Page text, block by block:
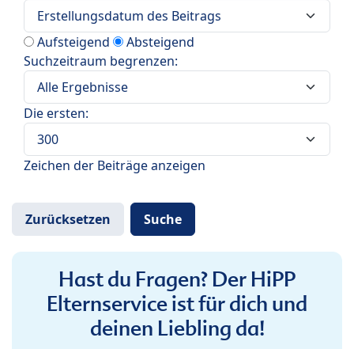
Aufsteigend
Absteigend
Suchzeitraum begrenzen:
Die ersten:
Zeichen der Beiträge anzeigen
Hast du Fragen? Der HiPP
Elternservice ist für dich und
deinen Liebling da!